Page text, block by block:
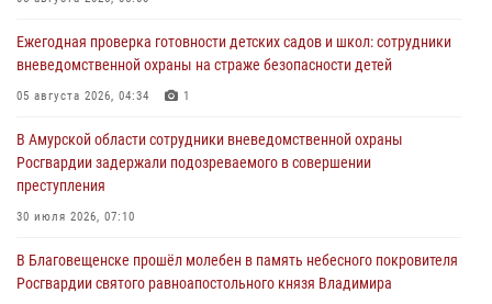
Ежегодная проверка готовности детских садов и школ: сотрудники
вневедомственной охраны на страже безопасности детей
05 августа 2026, 04:34 1
В Амурской области сотрудники вневедомственной охраны
Росгвардии задержали подозреваемого в совершении
преступления
30 июля 2026, 07:10
В Благовещенске прошёл молебен в память небесного покровителя
Росгвардии святого равноапостольного князя Владимира